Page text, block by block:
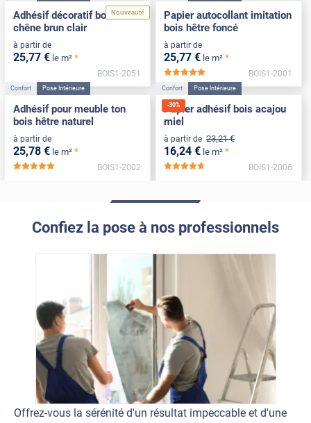
Nouveauté
Adhésif décoratif bois effet
chêne brun clair
à partir de
25,77 € le m² *
BOIS1-2051
Papier autocollant imitation
bois hêtre foncé
à partir de
25,77 € le m² *
BOIS1-2001
Confort Pose Intérieure
Adhésif pour meuble ton
bois hêtre naturel
à partir de
25,78 € le m² *
*****
BOIS1-2002
-30%
Confort Pose Intérieure
Papier adhésif bois acajou
miel
à partir de 23,21 €
16,24 € le m² *
*****
BOIS1-2006
Confiez la pose à nos professionnels
Offrez-vous la sérénité d'un résultat impeccable et d'une